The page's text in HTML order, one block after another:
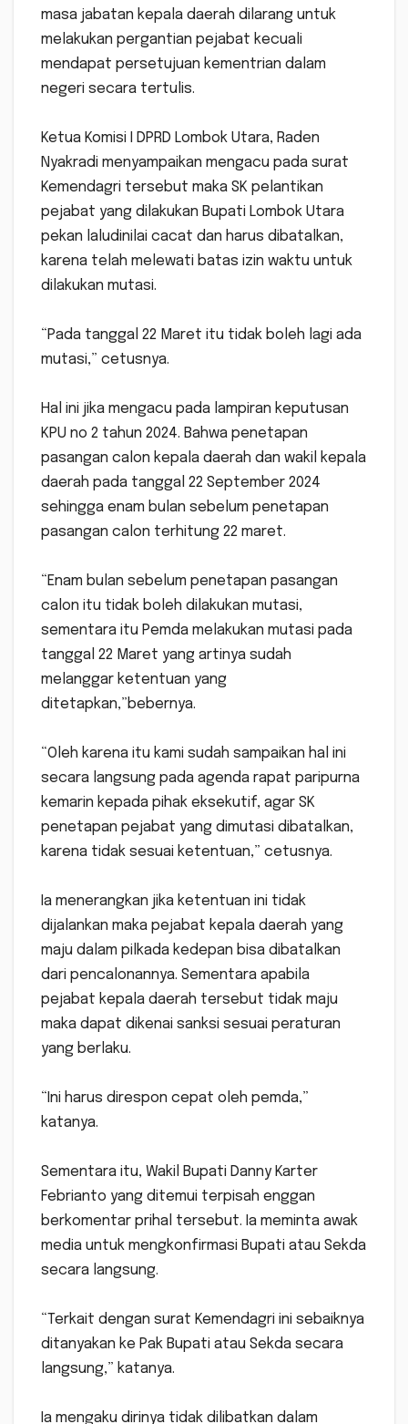
masa jabatan kepala daerah dilarang untuk
melakukan pergantian pejabat kecuali
mendapat persetujuan kementrian dalam
negeri secara tertulis.
Ketua Komisi I DPRD Lombok Utara, Raden
Nyakradi menyampaikan mengacu pada surat
Kemendagri tersebut maka SK pelantikan
pejabat yang dilakukan Bupati Lombok Utara
pekan laludinilai cacat dan harus dibatalkan,
karena telah melewati batas izin waktu untuk
dilakukan mutasi.
“Pada tanggal 22 Maret itu tidak boleh lagi ada
mutasi,” cetusnya.
Hal ini jika mengacu pada lampiran keputusan
KPU no 2 tahun 2024. Bahwa penetapan
pasangan calon kepala daerah dan wakil kepala
daerah pada tanggal 22 September 2024
sehingga enam bulan sebelum penetapan
pasangan calon terhitung 22 maret.
“Enam bulan sebelum penetapan pasangan
calon itu tidak boleh dilakukan mutasi,
sementara itu Pemda melakukan mutasi pada
tanggal 22 Maret yang artinya sudah
melanggar ketentuan yang
ditetapkan,”bebernya.
“Oleh karena itu kami sudah sampaikan hal ini
secara langsung pada agenda rapat paripurna
kemarin kepada pihak eksekutif, agar SK
penetapan pejabat yang dimutasi dibatalkan,
karena tidak sesuai ketentuan,” cetusnya.
Ia menerangkan jika ketentuan ini tidak
dijalankan maka pejabat kepala daerah yang
maju dalam pilkada kedepan bisa dibatalkan
dari pencalonannya. Sementara apabila
pejabat kepala daerah tersebut tidak maju
maka dapat dikenai sanksi sesuai peraturan
yang berlaku.
“Ini harus direspon cepat oleh pemda,”
katanya.
Sementara itu, Wakil Bupati Danny Karter
Febrianto yang ditemui terpisah enggan
berkomentar prihal tersebut. Ia meminta awak
media untuk mengkonfirmasi Bupati atau Sekda
secara langsung.
“Terkait dengan surat Kemendagri ini sebaiknya
ditanyakan ke Pak Bupati atau Sekda secara
langsung,” katanya.
Ia mengaku dirinya tidak dilibatkan dalam